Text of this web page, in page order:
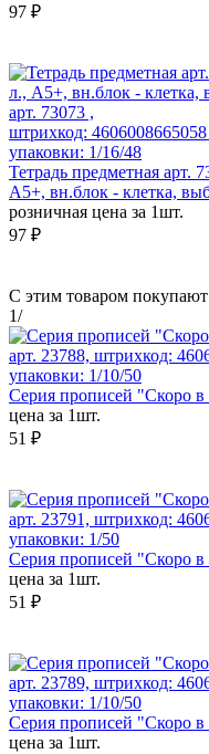
97 ₽
арт. 73073 ,
штрихкод: 4606008665058
упаковки: 1/16/48
Тетрадь предметная
А5+, вн.блок - клетка,
розничная цена за 1шт.
97 ₽
С этим товаром покупают
1/
арт. 23788, штрихкод:
упаковки: 1/10/50
Серия прописей
цена за 1шт.
51 ₽
арт. 23791, штрихкод:
упаковки: 1/50
Серия прописей "Скоро
цена за 1шт.
51 ₽
арт. 23789, штрихкод:
упаковки: 1/10/50
Серия прописей "Скоро
цена за 1шт.